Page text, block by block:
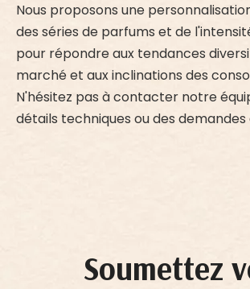
Nous proposons une
des séries de parfums et de
pour répondre aux tendances
marché et aux inclinations des
N'hésitez pas à contacter notre
détails techniques ou des
Soumettez